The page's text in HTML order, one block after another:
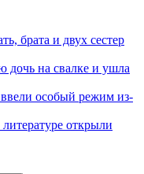
брата и двух сестер
дочь на свалке и ушла
особый режим из-
открыли